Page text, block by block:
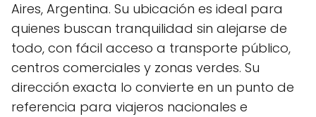
Aires, Argentina. Su ubicación es ideal para
quienes buscan tranquilidad sin alejarse de
todo, con fácil acceso a transporte público,
centros comerciales y zonas verdes. Su
dirección exacta lo convierte en un punto de
referencia para viajeros nacionales e